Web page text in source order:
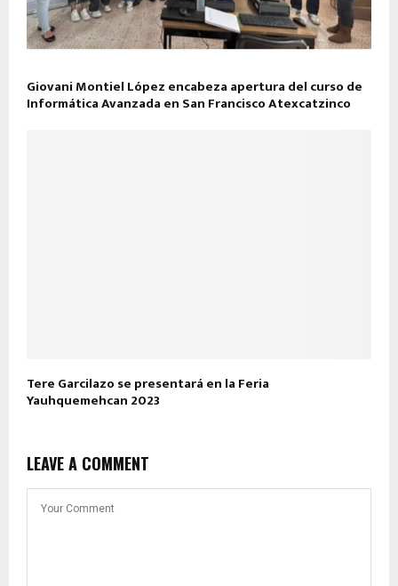
Giovani Montiel López encabeza apertura del curso de
Informática Avanzada en San Francisco Atexcatzinco
Tere Garcilazo se presentará en la Feria
Yauhquemehcan 2023
LEAVE A COMMENT